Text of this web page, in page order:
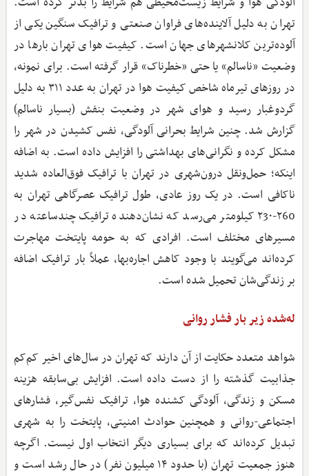
تهران به دلیل آلاینده‌های فراوان صنعتی و ترافیک سنگین یکی از
آلوده‌ترین کلانشهرهای جهان است. کیفیت هوای تهران بارها در
وضعیت «ناسالم» یا حتی «خطرناک» قرار گرفته است. برای نمونه،
در روزهای تیرماه شاخص کیفیت هوا در تهران به عدد ۳۱۱ به دلیل
گردوغبار رسید و هوای شهر در وضعیت بنفش (بسیار ناسالم)
گزارش شد. چنین شرایط بحرانی آلودگی، نفس کشیدن در شهر را
مشکل کرده و نگرانی‌های بهداشتی را افزایش داده است. به اضافه
اینکه؛ حمل‌ونقل درون‌شهری در تهران با ترافیک فوق‌العاده شدید
ناکافی است. در یک روز عادی، طول ترافیک عصرگاهی تهران به
۲60-۲3۰ کیلومتر می‌رسد که نشان‌دهنده ترافیک چندساعته در
مسیرهای مختلف است. افرادی که به حومه پایتخت مهاجرت
کرده‌اند می‌گویند با وجود کاهش اجاره‌بها، عملاً بار ترافیک اضافه
بر زندگی‌شان تحمیل شده است.
له‌شده زیر بار فشار روانی
شواهد متعدد حکایت از آن دارند که تهران در سال‌های اخیر کم‌کم
جذابیت گذشته را از دست داده است. افزایش بی‌سابقه هزینه
مسکن و زندگی، آلودگی کشنده هوا، ترافیک نفس‌گیر، فشارهای
اجتماعی-روانی و همچنین حوادث امنیتی، پایتخت را به شهری
تبدیل کرده‌اند که برای بسیاری دیگر انتخاب اول نیست. اگرچه
هنوز جمعیت تهران (با حدود ۱۴ میلیون نفر) در حال رشد است و